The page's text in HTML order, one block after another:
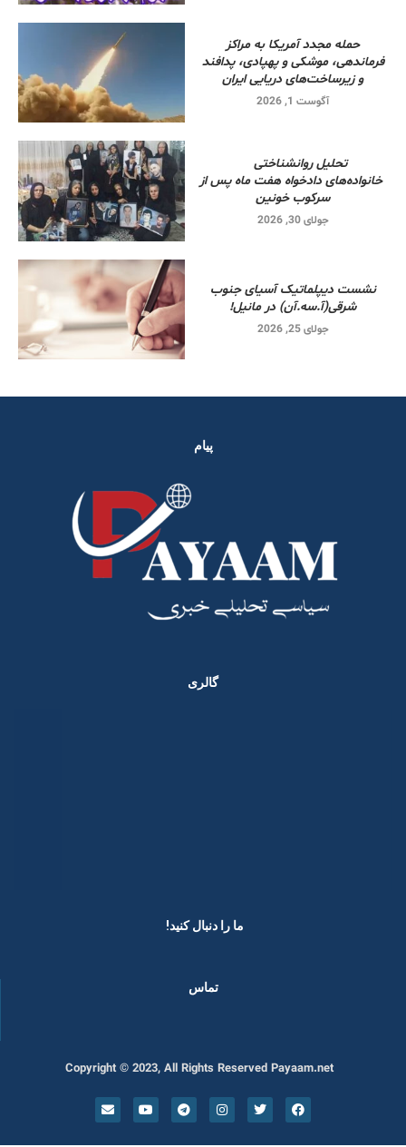
حمله مجدد آمریکا به مراکز
فرماندهی، موشکی و پهپادی، پدافند
و زیرساخت‌های دریایی ایران
آگوست 1, 2026
تحلیل روانشناختی
خانواده‌های دادخواه هفت ماه پس از
سرکوب خونین
جولای 30, 2026
نشست دیپلماتیک آسیای جنوب
شرقی‌(آ.سه.آن) در مانیل!
جولای 25, 2026
پیام
گالری
ما را دنبال کنید! ​
تماس
Copyright © 2023, All Rights Reserved Payaam.net